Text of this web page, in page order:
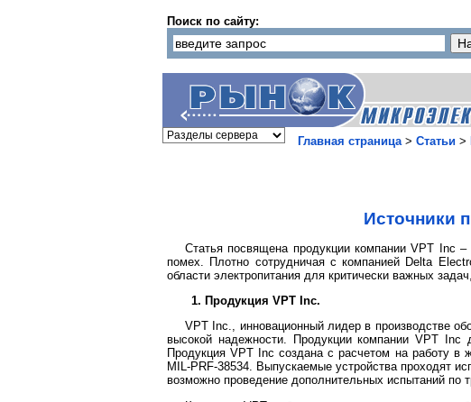
Поиск по сайту:
Главная страница> Статьи >
Источники
Статья посвящена продукции компании VPT Inc –
помех. Плотно сотрудничая с компанией Delta
области электропитания для критически важных
1. Продукция VPT Inc.
VPT Inc., инновационный лидер в производстве
высокой надежности. Продукции компании VPT
Продукция VPT Inc создана с расчетом на работу в
MIL-PRF-38534. Выпускаемые устройства проходят
возможно проведение дополнительных испытаний по